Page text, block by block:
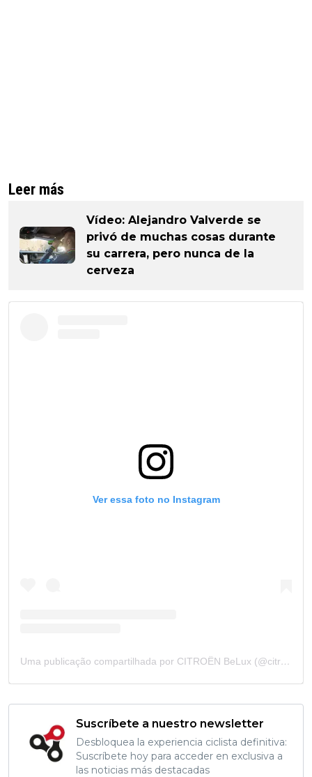
Leer más
Vídeo: Alejandro Valverde se
privó de muchas cosas durante
su carrera, pero nunca de la
cerveza
Ver essa foto no Instagram
Uma publicação compartilhada por CITROËN BeLux (@citroenbelux)
Suscríbete a nuestro newsletter
Desbloquea la experiencia ciclista definitiva:
Suscríbete hoy para acceder en exclusiva a
las noticias más destacadas